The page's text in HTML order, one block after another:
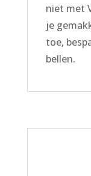
niet met
je
toe,
bellen.